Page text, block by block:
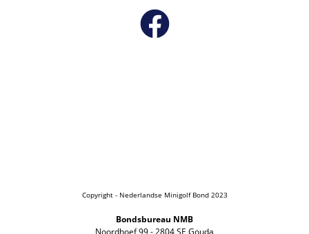
Copyright - Nederlandse Minigolf Bond 2023
Bondsbureau NMB